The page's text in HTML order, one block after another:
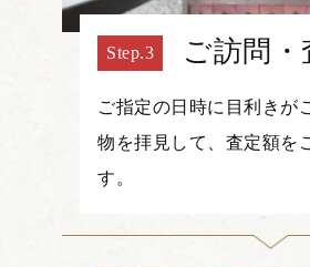
ご訪問・
ご指定の日時に目利きが
物を拝見して、査定額を
す。